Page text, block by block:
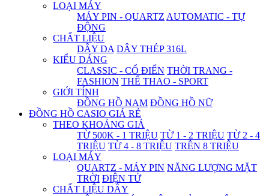
LOẠI MÁY
MÁY PIN - QUARTZ AUTOMATIC - TỰ
ĐỘNG
CHẤT LIỆU
DÂY DA DÂY THÉP 316L
KIỂU DÁNG
CLASSIC - CỔ ĐIỂN THỜI TRANG -
FASHION THỂ THAO - SPORT
GIỚI TÍNH
ĐỒNG HỒ NAM ĐỒNG HỒ NỮ
ĐỒNG HỒ CASIO GIÁ RẺ
THEO KHOẢNG GIÁ
TỪ 500K - 1 TRIỆU TỪ 1 - 2 TRIỆU TỪ 2 - 4
TRIỆU TỪ 4 - 8 TRIỆU TRÊN 8 TRIỆU
LOẠI MÁY
QUARTZ - MÁY PIN NĂNG LƯỢNG MẶT
TRỜI ĐIỆN TỬ
CHẤT LIỆU DÂY